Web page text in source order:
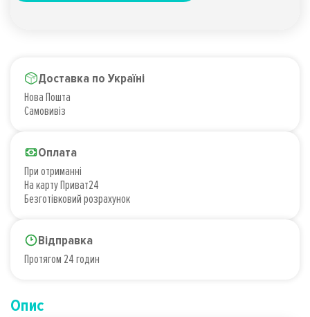
Доставка по Україні
Нова Пошта
Самовивіз
Оплата
При отриманні
На карту Приват24
Безготівковий розрахунок
Відправка
Протягом 24 годин
Опис